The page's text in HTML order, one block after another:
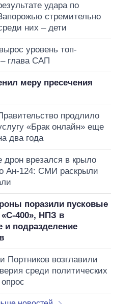
удара по
стремительно
них – дети
уровень топ-
глава САП
меру пресечения
продлило
«Брак онлайн» еще
два года
дрон врезался в крыло
Ан-124: СМИ раскрыли
поразили пусковые
«С-400», НПЗ в
и подразделение
Портников возглавили
среди политических